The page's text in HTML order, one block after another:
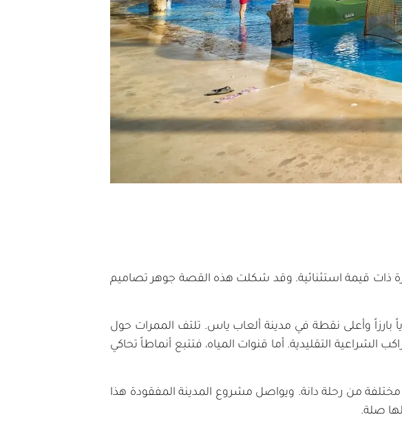
نادرة ذات قيمة استثنائية. وقد شكلت هذه القصة جوهر تصاميم
بارزاً وأعلى نقطة في مدينة ألعاب ياس. تلتف الممرات حول
التقليدية. أما قنوات المياه، فتتبع أنماطاً تحاكي
من رحلة دانة. ويواصل مشروع المدينة المفقودة هذا
صلة.